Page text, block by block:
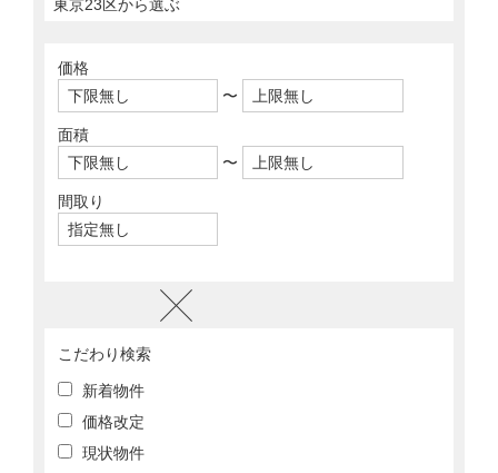
価格
〜
面積
〜
間取り
こだわり検索
新着物件
価格改定
現状物件